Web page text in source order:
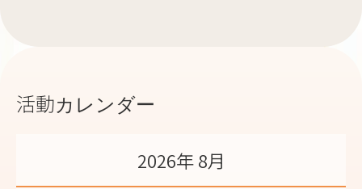
活動カレンダー
2026年 8月